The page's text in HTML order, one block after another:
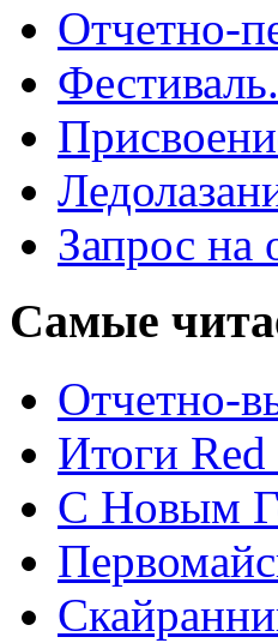
Отчетно-
Запрос на
Самые
Отчетно-
Итоги
С Новым